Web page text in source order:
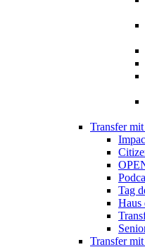
Transfer
Tag
Haus
Transfer